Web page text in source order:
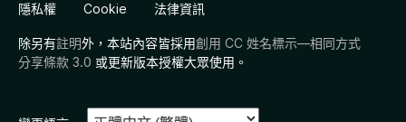
隱私權 Cookie 法律資訊
除另有註明外，本站內容皆採用創用 CC 姓名標示—相同方式
分享條款 3.0 或更新版本授權大眾使用。